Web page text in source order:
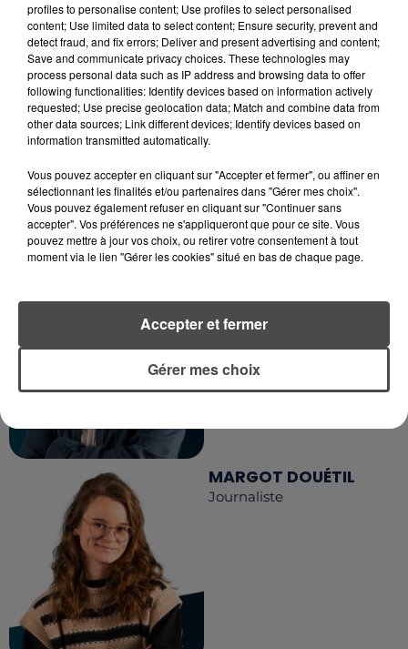
RETROUVEZ TOUTE L'ACTU DE LA RÉGION ET
RECEVEZ LES ALERTES INFOS DE LA RÉDACTION
EN TÉLÉCHARGEANT L'APPLICATION MOBILE
RCA
LA RÉDACTION
RCA
Voir toute l'équipe RCA
MARGOT DOUÉTIL
Journaliste
profiles to personalise content; Use profiles to select personalised
content; Use limited data to select content; Ensure security, prevent and
detect fraud, and fix errors; Deliver and present advertising and content;
Save and communicate privacy choices. These technologies may
process personal data such as IP address and browsing data to offer
following functionalities: Identify devices based on information actively
requested; Use precise geolocation data; Match and combine data from
other data sources; Link different devices; Identify devices based on
information transmitted automatically.
Vous pouvez accepter en cliquant sur "Accepter et fermer", ou affiner en
sélectionnant les finalités et/ou partenaires dans "Gérer mes choix".
Vous pouvez également refuser en cliquant sur "Continuer sans
accepter". Vos préférences ne s'appliqueront que pour ce site. Vous
pouvez mettre à jour vos choix, ou retirer votre consentement à tout
moment via le lien "Gérer les cookies" situé en bas de chaque page.
Gérer mes choix
Accepter et fermer